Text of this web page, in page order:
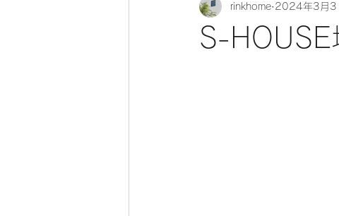
S-HOUSE
rinkhome 2024年3月